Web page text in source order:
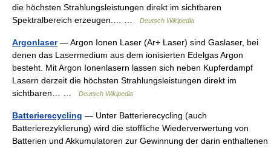
die höchsten Strahlungsleistungen direkt im sichtbaren
Spektralbereich erzeugen.… …
Deutsch Wikipedia
Argonlaser— Argon Ionen Laser (Ar+ Laser) sind Gaslaser, bei
denen das Lasermedium aus dem ionisierten Edelgas Argon
besteht. Mit Argon Ionenlasern lassen sich neben Kupferdampf
Lasern derzeit die höchsten Strahlungsleistungen direkt im
sichtbaren… …
Deutsch Wikipedia
Batterierecycling — Unter Batterierecycling (auch
Batterierezyklierung) wird die stoffliche Wiederverwertung von
Batterien und Akkumulatoren zur Gewinnung der darin enthaltenen